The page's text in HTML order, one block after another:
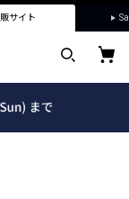
サイト